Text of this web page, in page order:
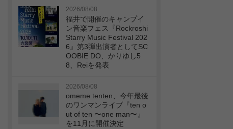
2026/08/08
福井で開催のキャンプイ
ン音楽フェス『Rockroshi
Starry Music Festival 202
6』第3弾出演者としてSC
OOBIE DO、かりゆし5
8、Reiを発表
2026/08/08
omeme tenten、今年最後
のワンマンライブ『ten o
ut of ten 〜one man〜』
を11月に開催決定